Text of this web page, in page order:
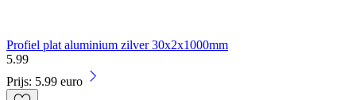
Profiel plat aluminium zilver 30x2x1000mm
5.99
Prijs: 5.99 euro